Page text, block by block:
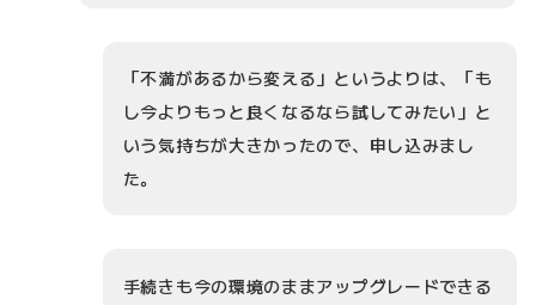
「不満があるから変える」というよりは、「も
し今よりもっと良くなるなら試してみたい」と
いう気持ちが大きかったので、申し込みまし
た。
手続きも今の環境のままアップグレードできる